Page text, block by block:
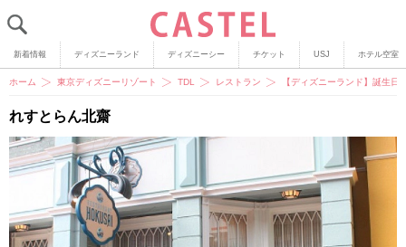
新着情報 ディズニーランド ディズニーシー チケット USJ ホテル空室
ホーム 東京ディズニーリゾート TDL レストラン 【ディズニーランド】誕生
れすとらん北齋